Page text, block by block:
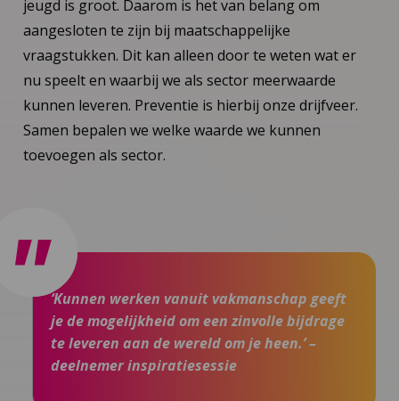
jeugd is groot. Daarom is het van belang om
aangesloten te zijn bij maatschappelijke
vraagstukken. Dit kan alleen door te weten wat er
nu speelt en waarbij we als sector meerwaarde
kunnen leveren. Preventie is hierbij onze drijfveer.
Samen bepalen we welke waarde we kunnen
toevoegen als sector.
‘Kunnen werken vanuit vakmanschap geeft
je de mogelijkheid om een zinvolle bijdrage
te leveren aan de wereld om je heen.’ –
deelnemer inspiratiesessie